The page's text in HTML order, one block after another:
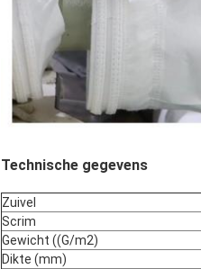
Technische gegevens
Zuivel
Scrim
Gewicht ((G/m2)
Dikte (mm)